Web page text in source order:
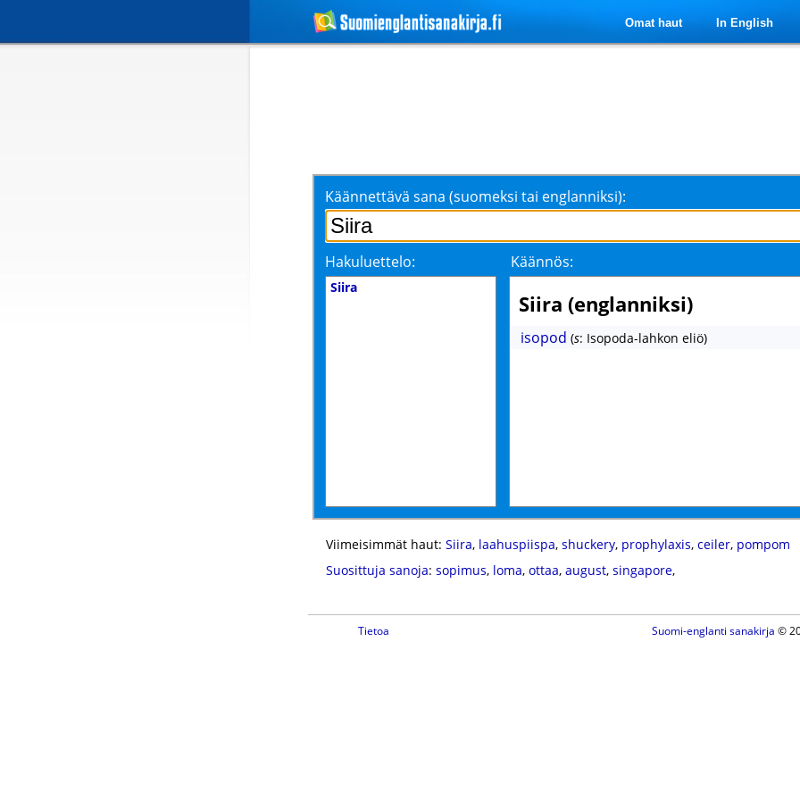
Omat haut In English
Käännettävä sana (suomeksi tai englanniksi):
Hakuluettelo: Käännös:
Siira
Siira (englanniksi)
isopod (s: Isopoda-lahkon eliö)
Viimeisimmät haut: Siira, laahuspiispa, shuckery, prophylaxis, ceiler, pompom
Suosittuja sanoja: sopimus, loma, ottaa, august, singapore,
Tietoa Suomi-englanti sanakirja ©